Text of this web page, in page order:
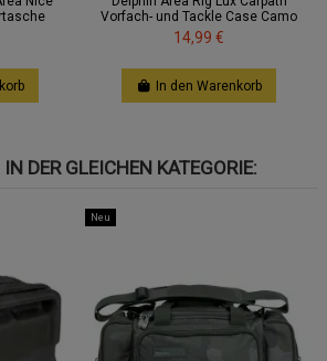
Vorfach- und Tackle Case Camo
14,99 €
In den Warenkorb
DER GLEICHEN KATEGORIE:
Neu